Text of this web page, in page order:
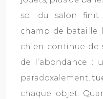
sol du salon finit
champ de bataille
chien continue de
de l’abondance :
paradoxalement,
chaque objet.